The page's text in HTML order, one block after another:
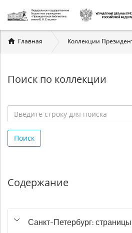
Вы
здесь
Главная Коллекции
Поиск по коллекции
строку
для
Поиск
Содержание
Санкт-Петербург: